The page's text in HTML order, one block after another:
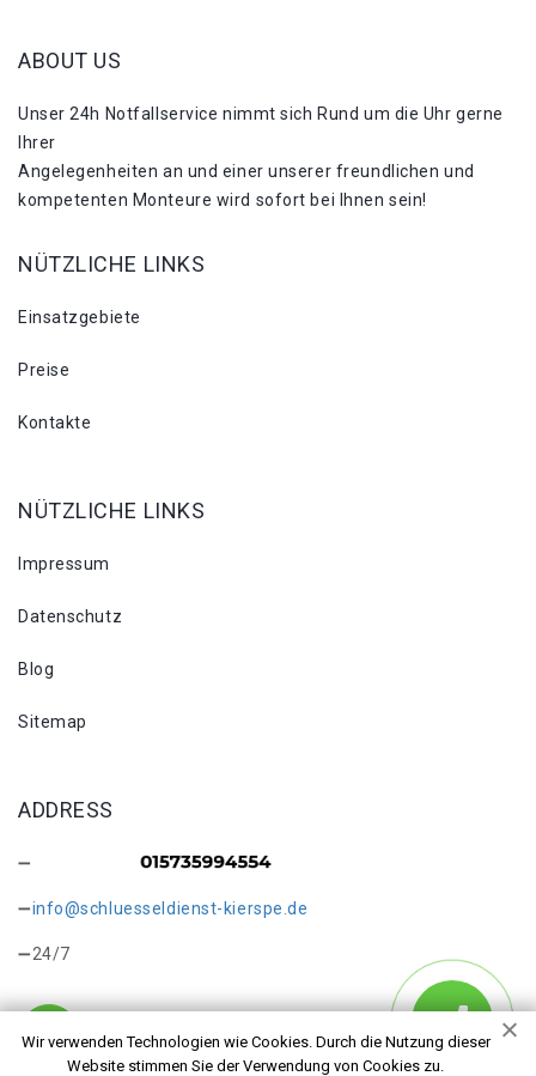
Wir verwenden Technologien wie Cookies. Durch die Nutzung dieser
Website stimmen Sie der Verwendung von Cookies zu.
ABOUT US
Unser 24h Notfallservice nimmt sich Rund um die Uhr gerne
Ihrer
Angelegenheiten an und einer unserer freundlichen und
kompetenten Monteure wird sofort bei Ihnen sein!
NÜTZLICHE LINKS
Einsatzgebiete
Preise
Kontakte
NÜTZLICHE LINKS
Impressum
Datenschutz
Blog
Sitemap
ADDRESS
info@schluesseldienst-kierspe.de
24/7